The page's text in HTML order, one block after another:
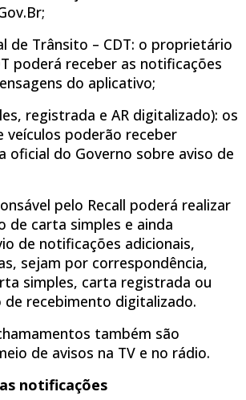
de Trânsito – CDT: o proprietário
poderá receber as notificações
do aplicativo;
registrada e AR digitalizado): os
veículos poderão receber
oficial do Governo sobre aviso de
pelo Recall poderá realizar
de carta simples e ainda
de notificações adicionais,
sejam por correspondência,
simples, carta registrada ou
de recebimento digitalizado.
também são
de avisos na TV e no rádio.
notificações